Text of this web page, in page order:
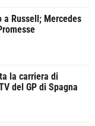
Russell; Mercedes
la carriera di
del GP di Spagna